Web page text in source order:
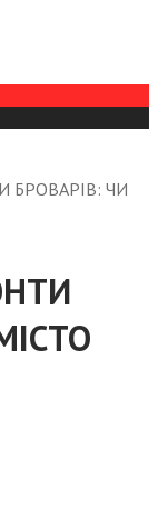
БРОВАРІВ: ЧИ